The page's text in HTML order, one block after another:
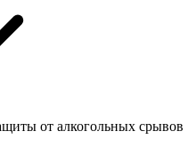
от алкогольных срывов